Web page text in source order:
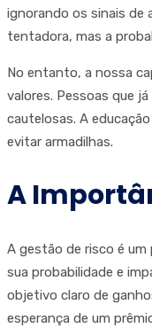
ignorando os sinais de
tentadora, mas a
No entanto, a nossa
valores. Pessoas que
cautelosas. A
evitar armadilhas.
A
A gestão de risco é um
sua probabilidade e
objetivo claro de
esperança de um